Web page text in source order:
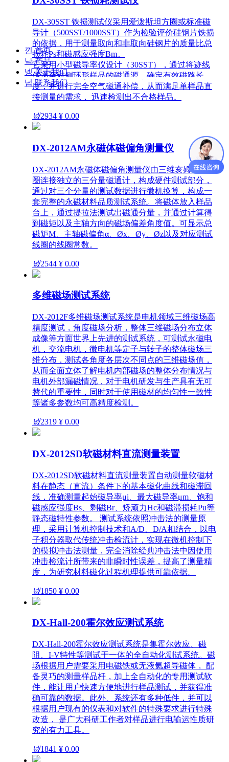
DX-30SST 铁损测试仪采用爱泼斯坦方圈或标准磁
导计（500SST/1000SST）作为检验评价硅钢片铁损
的依据，用于测量取向和非取向硅钢片的质量比总
损耗Ps和磁感应强度Bm。
它采用小型磁导率仪设计（30SST），通过将迹线
传递至对侧环形样品的磁通源，确定有效磁路长
度，并进行完全空气磁通补偿，从而满足单样品直
接测量的需求， 迅速检测出不合格样品。
넶2934 ¥ 0.00
DX-2012AM永磁体磁偏角测量仪
DX-2012AM永磁体磁偏角测量仪由三维亥姆霍兹线
圈连接独立的三分量磁通计，构成硬件测试部分，
通过对三个分量的测试数据进行微机换算，构成一
套完整的永磁材料品质测试系统。将磁体放入样品
台上，通过提拉法测试出磁通分量，并通过计算得
到磁矩以及主轴方向的磁场偏差角度值。可显示总
磁矩M、主轴磁偏角α、Øx、Øy、Øz以及对应测试
线圈的线圈常数。
넶2544 ¥ 0.00
多维磁场测试系统
DX-2012F多维磁场测试系统是电机领域三维磁场高
精度测试，角度磁场分析，整体三维磁场分布立体
成像等方面世界上先进的测试系统，可测试永磁电
机，交流电机，微电机等定子与转子的整体磁场三
维分布，测试各角度各层次不同点的三维磁场值，
从而全面立体了解电机内部磁场的整体分布情况与
电机外部漏磁情况，对于电机研发与生产具有无可
替代的重要性，同时对于使用磁材的均匀性一致性
等诸多参数均可高精度检测。
넶2319 ¥ 0.00
DX-2012SD软磁材料直流测量装置
DX-2012SD软磁材料直流测量装置自动测量软磁材
料在静态（直流）条件下的基本磁化曲线和磁滞回
线，准确测量起始磁导率μi、最大磁导率μm、饱和
磁感应强度Bs、剩磁Br、矫顽力Hc和磁滞损耗Pu等
静态磁特性参数。 测试系统依照冲击法的测量原
理，采用计算机控制技术和A/D、D/A相结合，以电
子积分器取代传统冲击检流计，实现在微机控制下
的模拟冲击法测量，完全消除经典冲击法中因使用
冲击检流计所带来的非瞬时性误差，提高了测量精
度，为研究材料磁化过程机理提供可靠依据。
넶1850 ¥ 0.00
DX-Hall-200霍尔效应测试系统
DX-Hall-200霍尔效应测试系统是集霍尔效应、磁
阻、I-V特性等测试于一体的全自动化测试系统。磁
场根据用户需要采用电磁铁或无液氦超导磁体， 配
备灵巧的测量样品杆，加上全自动化的专用测试软
件，能让用户快速方便地进行样品测试，并获得准
确可靠的数据。此外、系统还有多种低件，并可以
根据用户现有的仪表和对软件的特殊要求进行特殊
改造， 是广大科研工作者对样品进行电输运性质研
究的有力工具。
넶1841 ¥ 0.00
낀 首页
낙 产品
넹 关于我们
넙 联系我们